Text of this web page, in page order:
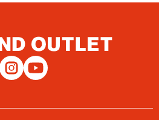
売りは1月3日(土)スタート!!
をクリック